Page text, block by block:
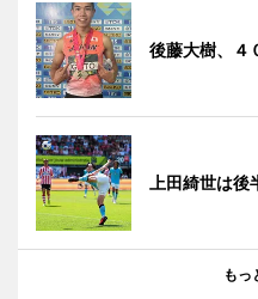
後藤大樹、４
上田綺世は
もっ